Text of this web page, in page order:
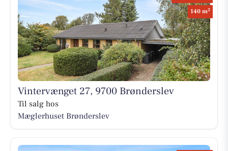
140 m2
Vintervænget 27, 9700 Brønderslev
Til salg hos
Mæglerhuset Brønderslev